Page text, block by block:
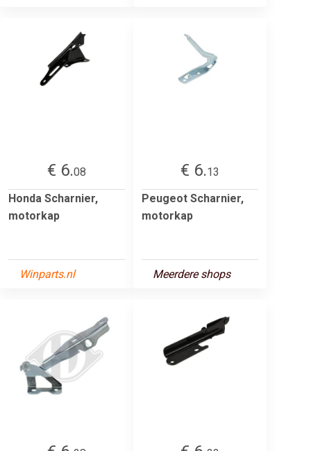
€ 6.08
Honda Scharnier,
motorkap
Winparts.nl
€ 6.13
Peugeot Scharnier,
motorkap
Meerdere shops